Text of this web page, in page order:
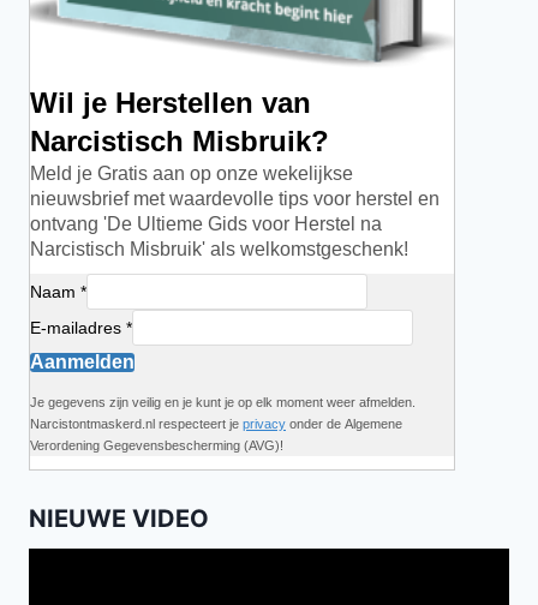
Wil je Herstellen van
Narcistisch Misbruik?
Meld je Gratis aan op onze wekelijkse
nieuwsbrief met waardevolle tips voor herstel en
ontvang 'De Ultieme Gids voor Herstel na
Narcistisch Misbruik' als welkomstgeschenk!
Naam *
E-mailadres *
Aanmelden
Je gegevens zijn veilig en je kunt je op elk moment weer afmelden.
Narcistontmaskerd.nl respecteert je privacy onder de Algemene
Verordening Gegevensbescherming (AVG)!
NIEUWE VIDEO